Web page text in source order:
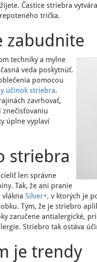
Častice striebra
trička.
zabudnite
techniky a mylne
veda poskytnúť.
pomocou
účinok striebra.
zavrhovať,
znečisťovaniu
úplne vyplaví
striebra
len správne
Tak, že ani pranie
Silver+, v ktorých je
Tým, že je striebro
zaručene antialergické,
Striebro tak ostáva
je trendy